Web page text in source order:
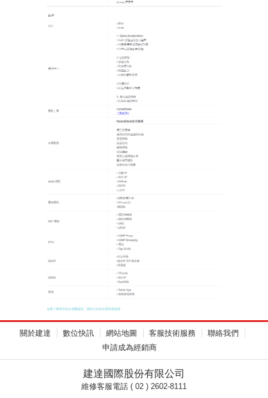
關於建達 數位快訊 網站地圖 客服技術服務
聯絡我們
申請成為經銷商
建達國際股份有限公司
維修客服電話 ( 02 ) 2602-8111